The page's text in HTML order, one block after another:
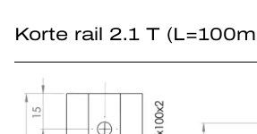
Korte rail 2.1 T